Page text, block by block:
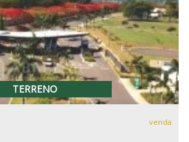
TERRENO
venda